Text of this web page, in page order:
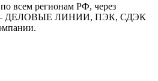
всем регионам РФ, через
– ДЕЛОВЫЕ ЛИНИИ, ПЭК, СДЭК